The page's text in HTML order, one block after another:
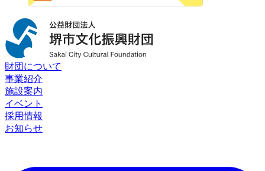
財団について
事業紹介
施設案内
イベント
採用情報
お知らせ